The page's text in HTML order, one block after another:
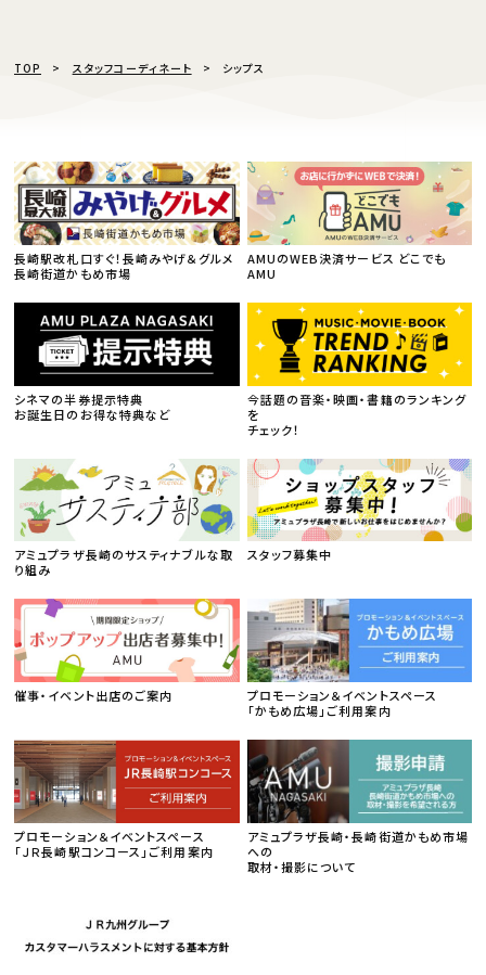
TOP スタッフコーディネート シップス
長崎駅改札口すぐ！長崎みやげ＆グルメ
長崎街道かもめ市場
AMUのWEB決済サービス どこでも
AMU
シネマの半券提示特典
お誕生日のお得な特典など
今話題の音楽・映画・書籍のランキング
を
チェック！
アミュプラザ長崎のサスティナブルな取
り組み
スタッフ募集中
催事・イベント出店のご案内
プロモーション＆イベントスペース
「かもめ広場」ご利用案内
プロモーション＆イベントスペース
「ＪＲ長崎駅コンコース」ご利用案内
アミュプラザ長崎・長崎街道かもめ市場
への
取材・撮影について